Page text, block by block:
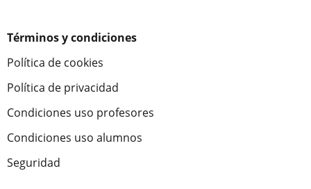
Términos y condiciones
Política de cookies
Política de privacidad
Condiciones uso profesores
Condiciones uso alumnos
Seguridad